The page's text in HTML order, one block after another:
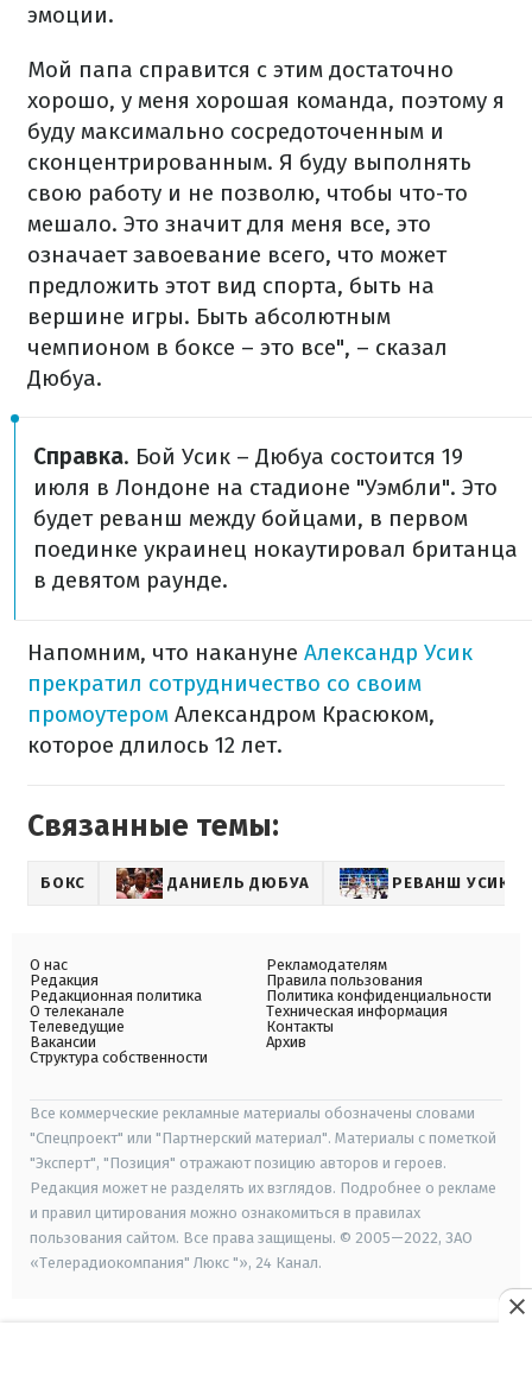
эмоции.
Мой папа справится с этим достаточно
хорошо, у меня хорошая команда, поэтому я
буду максимально сосредоточенным и
сконцентрированным. Я буду выполнять
свою работу и не позволю, чтобы что-то
мешало. Это значит для меня все, это
означает завоевание всего, что может
предложить этот вид спорта, быть на
вершине игры. Быть абсолютным
чемпионом в боксе – это все", – сказал
Дюбуа.
Справка. Бой Усик – Дюбуа состоится 19
июля в Лондоне на стадионе "Уэмбли". Это
будет реванш между бойцами, в первом
поединке украинец нокаутировал британца
в девятом раунде.
Напомним, что накануне Александр Усик
прекратил сотрудничество со своим
промоутером Александром Красюком,
которое длилось 12 лет.
Связанные темы:
БОКС ДАНИЕЛЬ ДЮБУА РЕВАНШ УСИК –
О нас
Редакция
Редакционная политика
О телеканале
Телеведущие
Вакансии
Структура собственности
Рекламодателям
Правила пользования
Политика конфиденциальности
Техническая информация
Контакты
Архив
Все коммерческие рекламные материалы обозначены словами
"Спецпроект" или "Партнерский материал". Материалы с пометкой
"Эксперт", "Позиция" отражают позицию авторов и героев.
Редакция может не разделять их взглядов. Подробнее о рекламе
и правил цитирования можно ознакомиться в правилах
пользования сайтом. Все права защищены. © 2005—2022, ЗАО
«Телерадиокомпания" Люкс "», 24 Канал.